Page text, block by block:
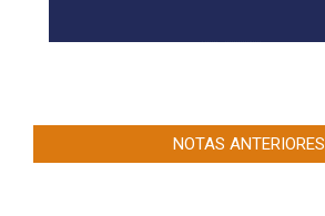
NOTAS ANTERIORES